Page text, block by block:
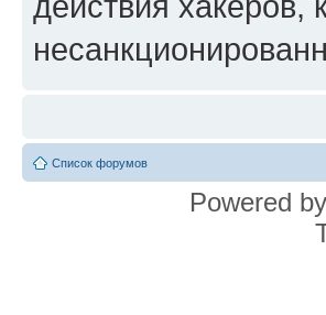
Список форумов
Powered by